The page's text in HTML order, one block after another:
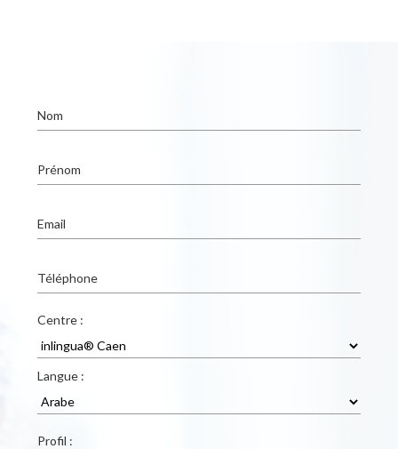
Nom
Prénom
Email
Téléphone
Centre :
Langue :
Profil :